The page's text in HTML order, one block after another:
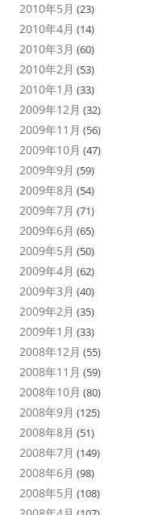
2010年5月 (23)
2010年4月 (14)
2010年3月 (60)
2010年2月 (53)
2010年1月 (33)
2009年12月 (32)
2009年11月 (56)
2009年10月 (47)
2009年9月 (59)
2009年8月 (54)
2009年7月 (71)
2009年6月 (65)
2009年5月 (50)
2009年4月 (62)
2009年3月 (40)
2009年2月 (35)
2009年1月 (33)
2008年12月 (55)
2008年11月 (59)
2008年10月 (80)
2008年9月 (125)
2008年8月 (51)
2008年7月 (149)
2008年6月 (98)
2008年5月 (108)